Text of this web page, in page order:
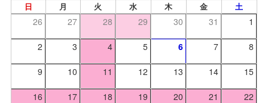
日 月 火 水 木 金 土
26 27 28 29 30 31 1
2 3 4 5 6 7 8
9 10 11 12 13 14 15
16 17 18 19 20 21 22